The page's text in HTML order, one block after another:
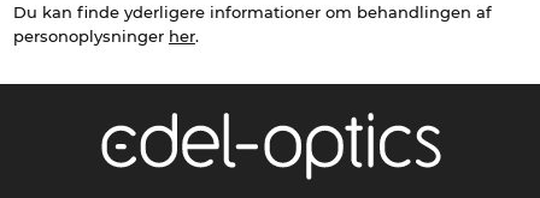
Du kan finde yderligere informationer om behandlingen af
personoplysninger her.